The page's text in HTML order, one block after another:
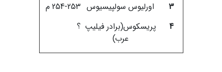
3
اورلیوس سولپیسیوس 254-253 م
4
پریسکوس(برادر فیلیپ
عرب)
؟